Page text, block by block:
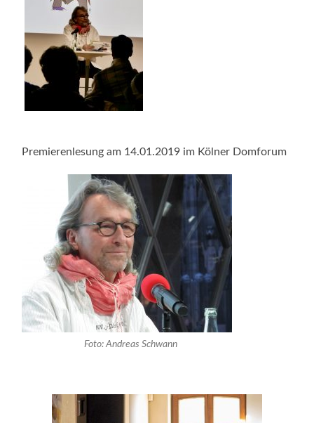
Premierenlesung am 14.01.2019 im Kölner Domforum
Foto: Andreas Schwann